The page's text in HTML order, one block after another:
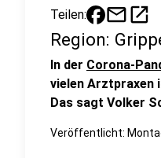
Teilen: mailopen_in_new
Region:
In der Corona-
vielen Arztpraxen
Das sagt Volker
Veröffentlicht: